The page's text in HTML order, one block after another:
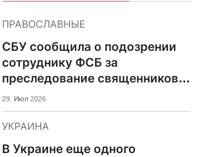
ПРАВОСЛАВНЫЕ
СБУ сообщила о подозрении
сотруднику ФСБ за
преследование священников
ПЦУ
29. Июл 2026
УКРАИНА
В Украине еще одного